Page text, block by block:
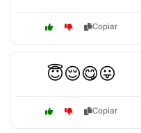
Copiar
😇😌😋😛
Copiar